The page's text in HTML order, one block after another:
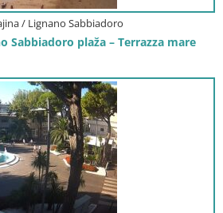
/ Lignano Sabbiadoro
Sabbiadoro plaža – Terrazza mare